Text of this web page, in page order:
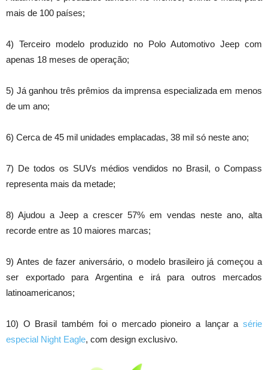
mais de 100 países;
4) Terceiro modelo produzido no Polo Automotivo Jeep com
apenas 18 meses de operação;
5) Já ganhou três prêmios da imprensa especializada em menos
de um ano;
6) Cerca de 45 mil unidades emplacadas, 38 mil só neste ano;
7) De todos os SUVs médios vendidos no Brasil, o Compass
representa mais da metade;
8) Ajudou a Jeep a crescer 57% em vendas neste ano, alta
recorde entre as 10 maiores marcas;
9) Antes de fazer aniversário, o modelo brasileiro já começou a
ser exportado para Argentina e irá para outros mercados
latinoamericanos;
10) O Brasil também foi o mercado pioneiro a lançar a série
especial Night Eagle, com design exclusivo.